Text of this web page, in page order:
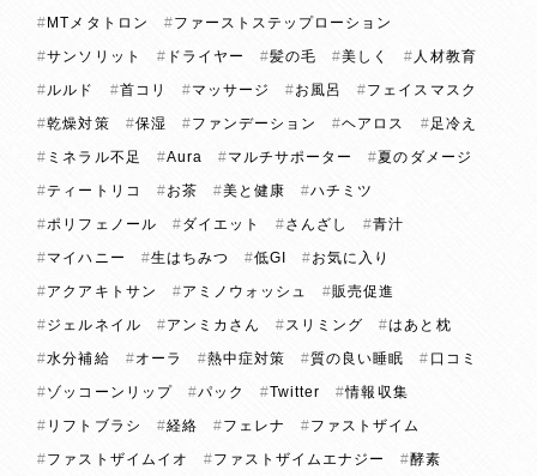
MTメタトロン
ファーストステップローション
サンソリット
ドライヤー 髪の毛 美しく
人材教育
ルルド
首コリ マッサージ お風呂
フェイスマスク
乾燥対策
保湿 ファンデーション ヘアロス
足冷え
ミネラル不足
Aura マルチサポーター
夏のダメージ
ティートリコ
お茶 美と健康
ハチミツ
ポリフェノール
ダイエット さんざし
青汁
マイハニー
生はちみつ 低GI
お気に入り
アクアキトサン
アミノウォッシュ
販売促進
ジェルネイル
アンミカさん スリミング
はあと枕
水分補給
オーラ 熱中症対策 質の良い睡眠
口コミ
ゾッコーンリップ
パック Twitter
情報収集
リフトブラシ
経絡 フェレナ
ファストザイム
ファストザイムイオ
ファストザイムエナジー
酵素